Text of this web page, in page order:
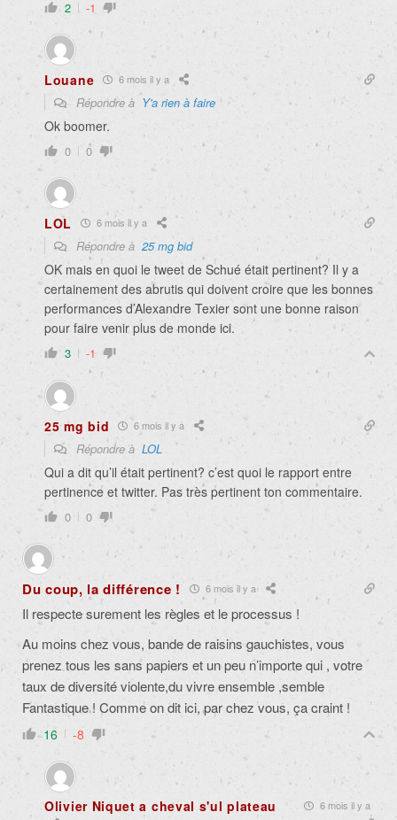
2 -1
Louane 6 mois il y a
Répondre à Y'a rien à faire
Ok boomer.
0 0
LOL 6 mois il y a
Répondre à 25 mg bid
OK mais en quoi le tweet de Schué était pertinent? Il y a
certainement des abrutis qui doivent croire que les bonnes
performances d’Alexandre Texier sont une bonne raison
pour faire venir plus de monde ici.
3 -1
25 mg bid 6 mois il y a
Répondre à LOL
Qui a dit qu’il était pertinent? c’est quoi le rapport entre
pertinence et twitter. Pas très pertinent ton commentaire.
0 0
Du coup, la différence ! 6 mois il y a
Il respecte surement les règles et le processus !
Au moins chez vous, bande de raisins gauchistes, vous
prenez tous les sans papiers et un peu n’importe qui , votre
taux de diversité violente,du vivre ensemble ,semble
Fantastique ! Comme on dit ici, par chez vous, ça craint !
16 -8
Olivier Niquet a cheval s'ul plateau 6 mois il y a